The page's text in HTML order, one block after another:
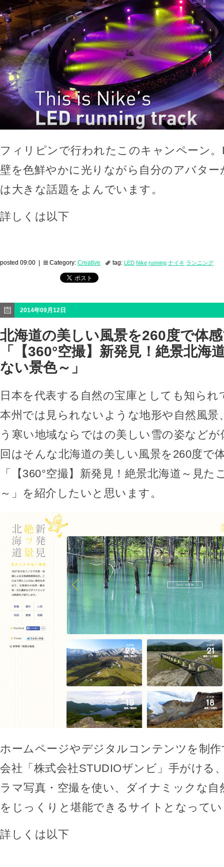
フィリピンで行われたこのキャンペーン
壁を色鮮やかに光りながら自分のアバタ
は大きな話題をよんでいます。
詳しくは以下
posted 09:00 | Category: Creative tag: LED Nike running ナイキ ランニング
2014年09月12日
北海道の美しい風景を260度で体
「【360°空撮】新発見！絶景北海
ない景色～」
日本を代表する自然の宝庫としても知られ
本州では見られないような地形や自然風景
う寒い地域ならではの美しい雪の姿など
回はそんな北海道の美しい風景を260度で
「【360°空撮】新発見！絶景北海道～見た
～」を紹介したいと思います。
ホームページやデジタルコンテンツを制
会社「株式会社STUDIOザンビ」手がける
ラマ写真・空撮を使い、ダイナミックな自
をじっくりと堪能できるサイトとなって
詳しくは以下